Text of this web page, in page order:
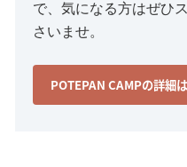
で、気になる方はぜひ
さいませ。
POTEPAN CAMPの詳細